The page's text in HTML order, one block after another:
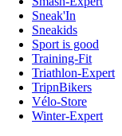
Sneak'In
Sneakids
Sport is good
Training-Fit
Triathlon-Expert
TripnBikers
Vélo-Store
Winter-Expert